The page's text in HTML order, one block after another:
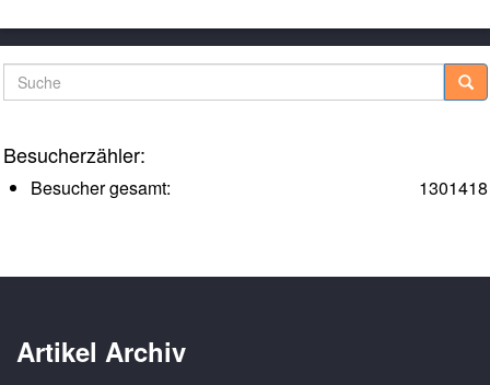
Suche
Besucherzähler:
1301418
Besucher gesamt:
Artikel Archiv